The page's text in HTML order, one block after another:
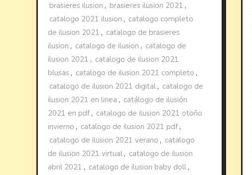
brasieres ilusion , brasieres ilusion 2021 ,
catalogo 2021 ilusion , catalogo completo
de ilusion 2021 , catalogo de brasieres
ilusion , catalogo de ilusion , catalogo de
ilusion 2021 , catalogo de ilusion 2021
blusas , catalogo de ilusion 2021 completo ,
catalogo de ilusion 2021 digital , catalogo de
ilusion 2021 en linea , catálogo de ilusión
2021 en pdf, catalogo de ilusion 2021 otoño
invierno , catalogo de ilusion 2021 pdf,
catalogo de ilusion 2021 verano , catalogo
de ilusion 2021 virtual , catalogo de ilusion
abril 2021 , catalogo de ilusion baby doll ,